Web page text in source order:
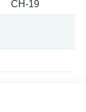
CH-19